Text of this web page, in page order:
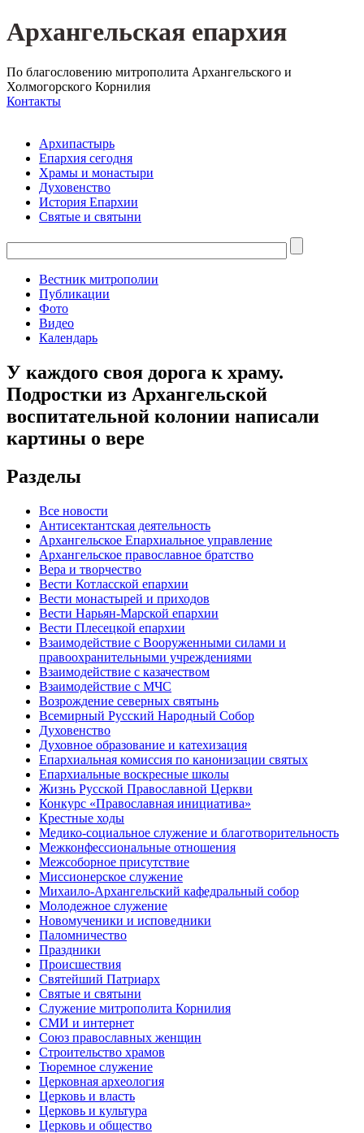
Архангельская епархия
По благословению митрополита Архангельского и
Холмогорского Корнилия
Контакты
Архипастырь
Епархия сегодня
Храмы и монастыри
Духовенство
История Епархии
Святые и святыни
Вестник митрополии
Публикации
Фото
Видео
Календарь
У каждого своя дорога к храму.
Подростки из Архангельской
воспитательной колонии написали
картины о вере
Разделы
Все новости
Антисектантская деятельность
Архангельское Епархиальное управление
Архангельское православное братство
Вера и творчество
Вести Котласской епархии
Вести монастырей и приходов
Вести Нарьян-Марской епархии
Вести Плесецкой епархии
Взаимодействие с Вооруженными силами и
правоохранительными учреждениями
Взаимодействие с казачеством
Взаимодействие с МЧС
Возрождение северных святынь
Всемирный Русский Народный Собор
Духовенство
Духовное образование и катехизация
Епархиальная комиссия по канонизации святых
Епархиальные воскресные школы
Жизнь Русской Православной Церкви
Конкурс «Православная инициатива»
Крестные ходы
Медико-социальное служение и благотворительность
Межконфессиональные отношения
Межсоборное присутствие
Миссионерское служение
Михаило-Архангельский кафедральный собор
Молодежное служение
Новомученики и исповедники
Паломничество
Праздники
Происшествия
Святейший Патриарх
Святые и святыни
Служение митрополита Корнилия
СМИ и интернет
Союз православных женщин
Строительство храмов
Тюремное служение
Церковная археология
Церковь и власть
Церковь и культура
Церковь и общество